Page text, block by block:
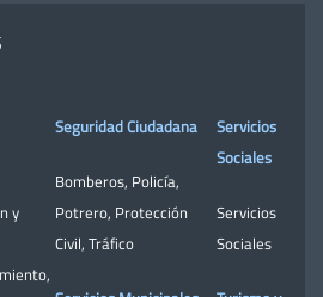
y
,
Seguridad Ciudadana
Bomberos, Policía,
Potrero, Protección
Civil, Tráfico
Servicios
Sociales
Servicios
Sociales